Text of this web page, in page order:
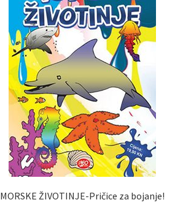
MORSKE ŽIVOTINJE-Pričice za bojanje!